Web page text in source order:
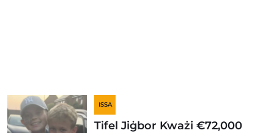
ISSA
Tifel Jiġbor Kważi €72,000